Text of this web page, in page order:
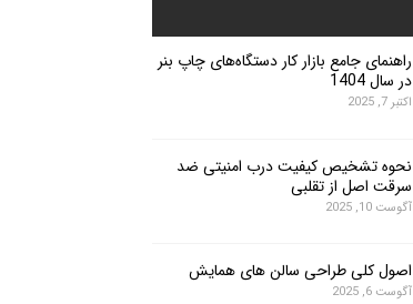
راهنمای جامع بازار کار دستگاه‌های چاپ بنر
در سال 1404
اکتبر 7, 2025
نحوه تشخیص کیفیت درب امنیتی ضد
سرقت اصل از تقلبی
آگوست 10, 2025
اصول کلی طراحی سالن های همایش
آگوست 6, 2025